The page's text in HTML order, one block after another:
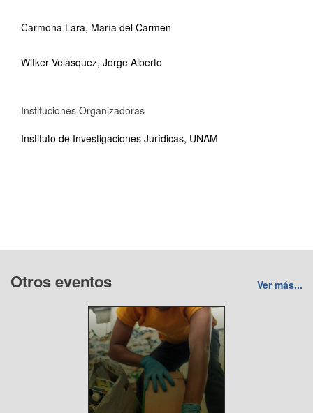
Carmona Lara, María del Carmen
Witker Velásquez, Jorge Alberto
Instituciones Organizadoras
Instituto de Investigaciones Jurídicas, UNAM
Otros eventos Ver más...